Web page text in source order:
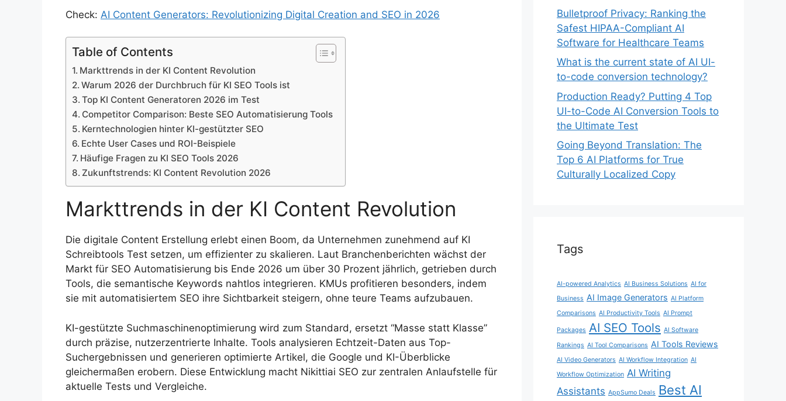
Check: AI Content Generators: Revolutionizing Digital Creation and SEO in 2026
Table of Contents
Markttrends in der KI Content Revolution
Warum 2026 der Durchbruch für KI SEO Tools ist
Top KI Content Generatoren 2026 im Test
Competitor Comparison: Beste SEO Automatisierung Tools
Kerntechnologien hinter KI-gestützter SEO
Echte User Cases und ROI-Beispiele
Häufige Fragen zu KI SEO Tools 2026
Zukunftstrends: KI Content Revolution 2026
Markttrends in der KI Content Revolution
Die digitale Content Erstellung erlebt einen Boom, da Unternehmen zunehmend auf KI
Schreibtools Test setzen, um effizienter zu skalieren. Laut Branchenberichten wächst der
Markt für SEO Automatisierung bis Ende 2026 um über 30 Prozent jährlich, getrieben durch
Tools, die semantische Keywords nahtlos integrieren. KMUs profitieren besonders, indem
sie mit automatisiertem SEO ihre Sichtbarkeit steigern, ohne teure Teams aufzubauen.
KI-gestützte Suchmaschinenoptimierung wird zum Standard, ersetzt “Masse statt Klasse”
durch präzise, nutzerzentrierte Inhalte. Tools analysieren Echtzeit-Daten aus Top-
Suchergebnissen und generieren optimierte Artikel, die Google und KI-Überblicke
gleichermaßen erobern. Diese Entwicklung macht Nikittiai SEO zur zentralen Anlaufstelle für
aktuelle Tests und Vergleiche.
Bulletproof Privacy: Ranking the
Safest HIPAA-Compliant AI
Software for Healthcare Teams
What is the current state of AI UI-
to-code conversion technology?
Production Ready? Putting 4 Top
UI-to-Code AI Conversion Tools to
the Ultimate Test
Going Beyond Translation: The
Top 6 AI Platforms for True
Culturally Localized Copy
Tags
AI-powered Analytics AI Business Solutions AI for
Business AI Image Generators AI Platform
Comparisons AI Productivity Tools AI Prompt
Packages AI SEO Tools AI Software
Rankings AI Tool Comparisons AI Tools Reviews
AI Video Generators AI Workflow Integration AI
Workflow Optimization AI Writing
Assistants AppSumo Deals
Best AI